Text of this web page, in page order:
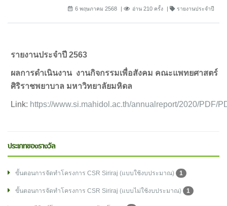
6 พฤษภาคม 2568 อ่าน 210 ครั้ง รายงานประจำปี
รายงานประจำปี 2563
ผลการดำเนินงาน งานกิจกรรมเพื่อสังคม คณะแพทยศาสตร์
ศิริราชพยาบาล มหาวิทยาลัยมหิดล
Link: https://www.si.mahidol.ac.th/annualreport/2020/PDF/
ประเภทของรางวัล
ขั้นตอนการจัดทำโครงการ CSR Siriraj (แบบใช้งบประมาณ) 1
ขั้นตอนการจัดทำโครงการ CSR Siriraj (แบบไม่ใช้งบประมาณ) 1